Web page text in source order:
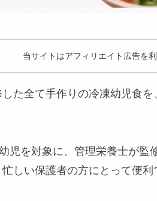
当サイトはアフィリエイト広告を利
た全て手作りの冷凍幼児食
児を対象に、管理栄養士が監
しい保護者の方にとって便利